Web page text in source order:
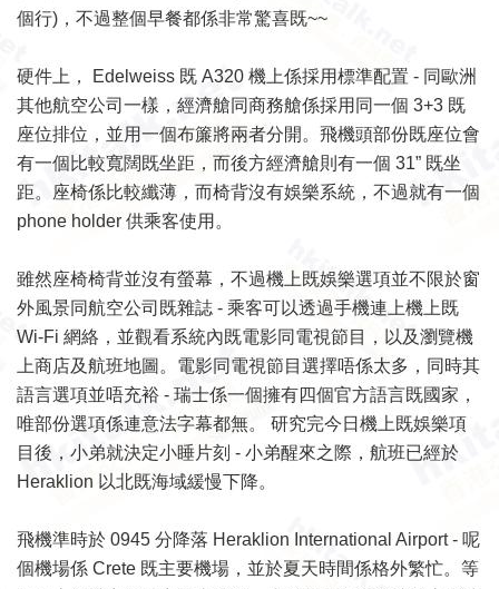
個行)，不過整個早餐都係非常驚喜既~~
硬件上， Edelweiss 既 A320 機上係採用標準配置 - 同歐洲
其他航空公司一樣，經濟艙同商務艙係採用同一個 3+3 既
座位排位，並用一個布簾將兩者分開。飛機頭部份既座位會
有一個比較寬闊既坐距，而後方經濟艙則有一個 31” 既坐
距。座椅係比較纖薄，而椅背沒有娛樂系統，不過就有一個
phone holder 供乘客使用。
雖然座椅椅背並沒有螢幕，不過機上既娛樂選項並不限於窗
外風景同航空公司既雜誌 - 乘客可以透過手機連上機上既
Wi-Fi 網絡，並觀看系統內既電影同電視節目，以及瀏覽機
上商店及航班地圖。電影同電視節目選擇唔係太多，同時其
語言選項並唔充裕 - 瑞士係一個擁有四個官方語言既國家，
唯部份選項係連意法字幕都無。 研究完今日機上既娛樂項
目後，小弟就決定小睡片刻 - 小弟醒來之際，航班已經於
Heraklion 以北既海域緩慢下降。
飛機準時於 0945 分降落 Heraklion International Airport - 呢
個機場係 Crete 既主要機場，並於夏天時間係格外繁忙。等